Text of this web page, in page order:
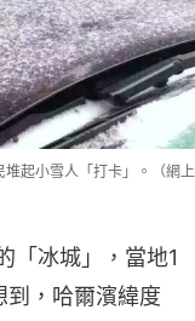
起小雪人「打卡」。（網上
「冰城」，當地1
，哈爾濱緯度